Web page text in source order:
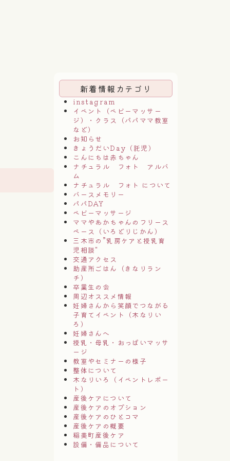
新着情報カテゴリ
instagram
イベント（ベビーマッサー
ジ）・クラス（パパママ教室
など）
お知らせ
きょうだいDay（託児）
こんにちは赤ちゃん
ナチュラル フォト アルバ
ム
ナチュラル フォト について
バースメモリー
パパDAY
ベビーマッサージ
ママやあかちゃんのフリース
ペース（いろどりじかん）
三木市の”乳房ケアと授乳育
児相談"
交通アクセス
助産所ごはん（きなりラン
チ）
卒業生の会
周辺オススメ情報
妊婦さんから笑顔でつながる
子育てイベント（木なりい
ろ）
妊婦さんへ
授乳・母乳・おっぱいマッサ
ージ
教室やセミナーの様子
整体について
木なりいろ（イベントレポー
ト）
産後ケアについて
産後ケアのオプション
産後ケアのひとコマ
産後ケアの概要
稲美町産後ケア
設備・備品について